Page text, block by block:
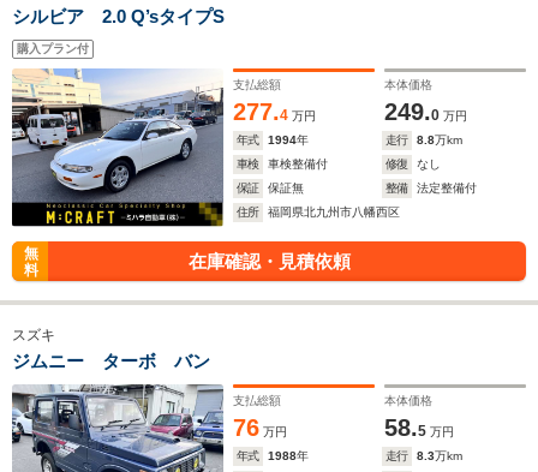
シルビア 2.0 Q’sタイプS
購入プラン付
支払総額
277.4 万円
本体価格
249.0 万円
年式
1994年 走行 8.8万km
車検
車検整備付 修復
なし
保証
保証無 整備
法定整備付
住所
福岡県北九州市八幡西区
無
料
在庫確認・見積依頼
スズキ
ジムニー ターボ バン
支払総額
76 万円
本体価格
58.5 万円
年式
1988年 走行 8.3万km